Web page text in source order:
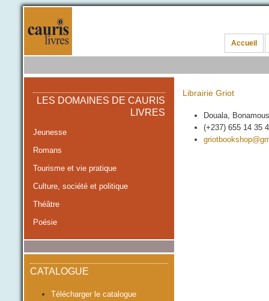
Accueil
LES DOMAINES DE CAURIS
LIVRES
Jeunesse
Romans
Tourisme et vie pratique
Culture, société et politique
Théâtre
Poésie
CATALOGUE
Télécharger le catalogue
Librairie Griot
Douala,
(+237) 655 14 35